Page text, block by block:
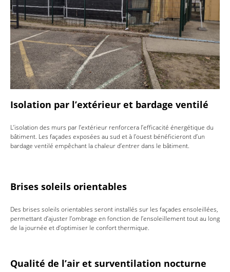
Isolation par l’extérieur et bardage ventilé
L’isolation des murs par l’extérieur renforcera l’efficacité énergétique du
bâtiment. Les façades exposées au sud et à l’ouest bénéficieront d’un
bardage ventilé empêchant la chaleur d’entrer dans le bâtiment.
Brises soleils orientables
Des brises soleils orientables seront installés sur les façades ensoleillées,
permettant d’ajuster l’ombrage en fonction de l’ensoleillement tout au long
de la journée et d’optimiser le confort thermique.
Qualité de l’air et surventilation nocturne